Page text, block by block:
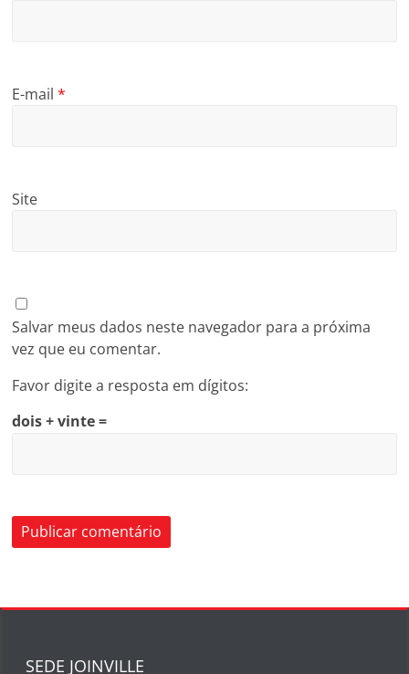
E-mail*
Site
Salvar meus dados neste navegador para a próxima
vez que eu comentar.
Favor digite a resposta em dígitos:
dois + vinte =
SEDE JOINVILLE